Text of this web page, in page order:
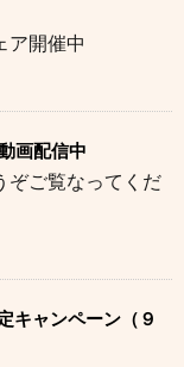
ア開催中
画配信中
ぞご覧なってくだ
キャンペーン（９